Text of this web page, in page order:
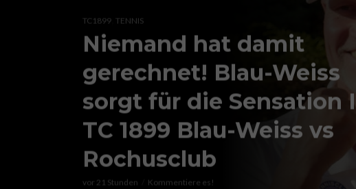
TC1899 TENNIS
Niemand hat damit
gerechnet! Blau-Weiss
sorgt für die Sensation I
TC 1899 Blau-Weiss vs
Rochusclub
vor 21 Stunden Kommentiere es!